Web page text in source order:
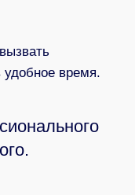
время.